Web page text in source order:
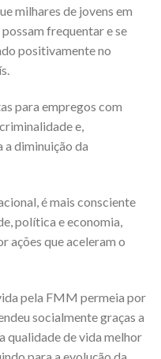
milhares de jovens em
frequentar e se
positivamente no
para empregos com
e,
diminuição da
é mais consciente
política e economia,
ações que aceleram o
pela FMM permeia por
socialmente graças a
qualidade de vida melhor